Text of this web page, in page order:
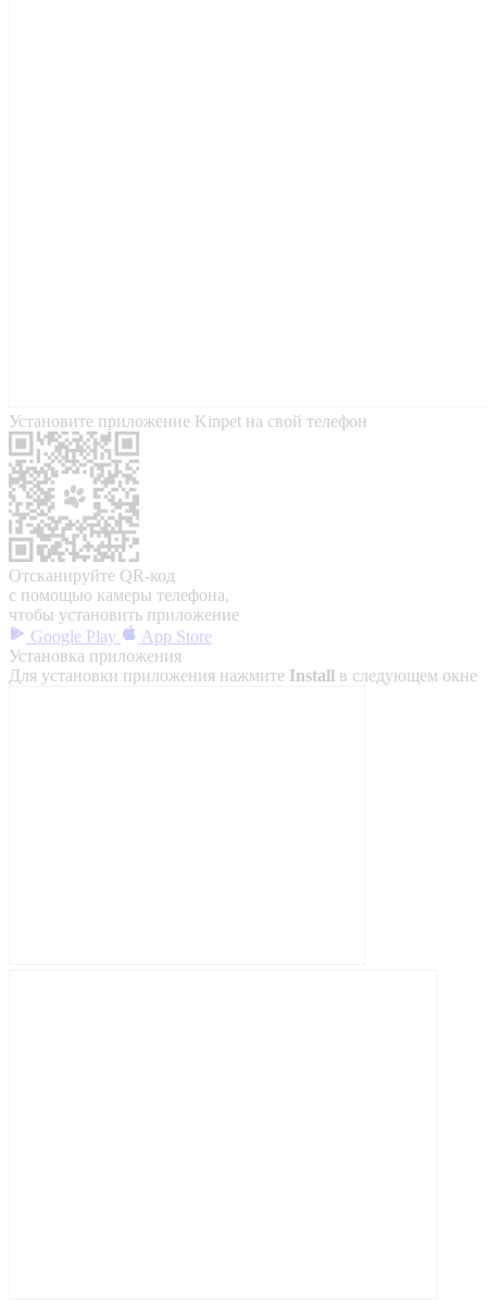
Установите приложение Kinpet на свой телефон
Отсканируйте QR-код
с помощью камеры телефона,
чтобы установить приложение
Google Play
App Store
Установка приложения
Для установки приложения нажмите Install в следующем окне